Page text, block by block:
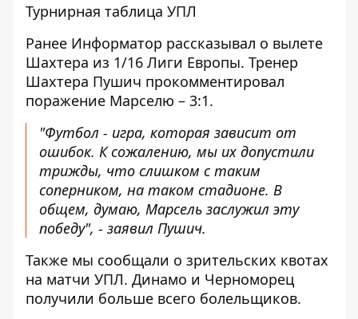
Турнирная таблица УПЛ
Ранее Информатор рассказывал о вылете
Шахтера из 1/16 Лиги Европы. Тренер
Шахтера Пушич прокомментировал
поражение Марселю – 3:1.
"Футбол - игра, которая зависит от
ошибок. К сожалению, мы их допустили
трижды, что слишком с таким
соперником, на таком стадионе. В
общем, думаю, Марсель заслужил эту
победу", - заявил Пушич.
Также мы сообщали о зрительских квотах
на матчи УПЛ. Динамо и Черноморец
получили больше всего болельщиков.